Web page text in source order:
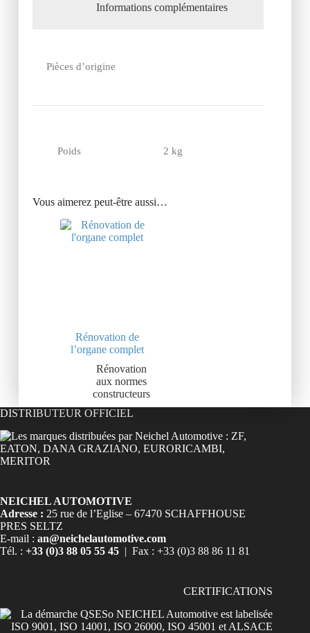
Informations complémentaires
Pièces d’origine
Poids 2 kg
Vous aimerez peut-être aussi…
Rénovation de
l’organe complet
Rénovation
aux normes
constructeurs
DISTRIBUTEUR OFFICIEL
NEICHEL AUTOMOTIVE
Adresse : 25 rue de l’Eglise – 67470 SCHAFFHOUSE
PRES SELTZ
E-mail : an@neichelautomotive.com
Tél. : +33 (0)3 88 05 55 45 | Fax : +33 (0)3 88 86 11 81
CERTIFICATIONS